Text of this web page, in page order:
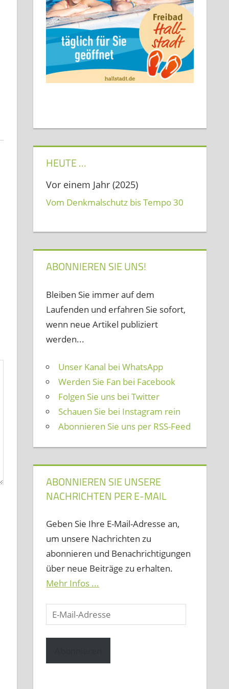
HEUTE …
Vor einem Jahr (2025)
Vom Denkmalschutz bis Tempo 30
ABONNIEREN SIE UNS!
Bleiben Sie immer auf dem
Laufenden und erfahren Sie sofort,
wenn neue Artikel publiziert
werden...
Unser Kanal bei WhatsApp
Werden Sie Fan bei Facebook
Folgen Sie uns bei Twitter
Schauen Sie bei Instagram rein
Abonnieren Sie uns per RSS-Feed
ABONNIEREN SIE UNSERE
NACHRICHTEN PER E-MAIL
Geben Sie Ihre E-Mail-Adresse an,
um unsere Nachrichten zu
abonnieren und Benachrichtigungen
über neue Beiträge zu erhalten.
Mehr Infos ...
E-
Mail-
Adresse